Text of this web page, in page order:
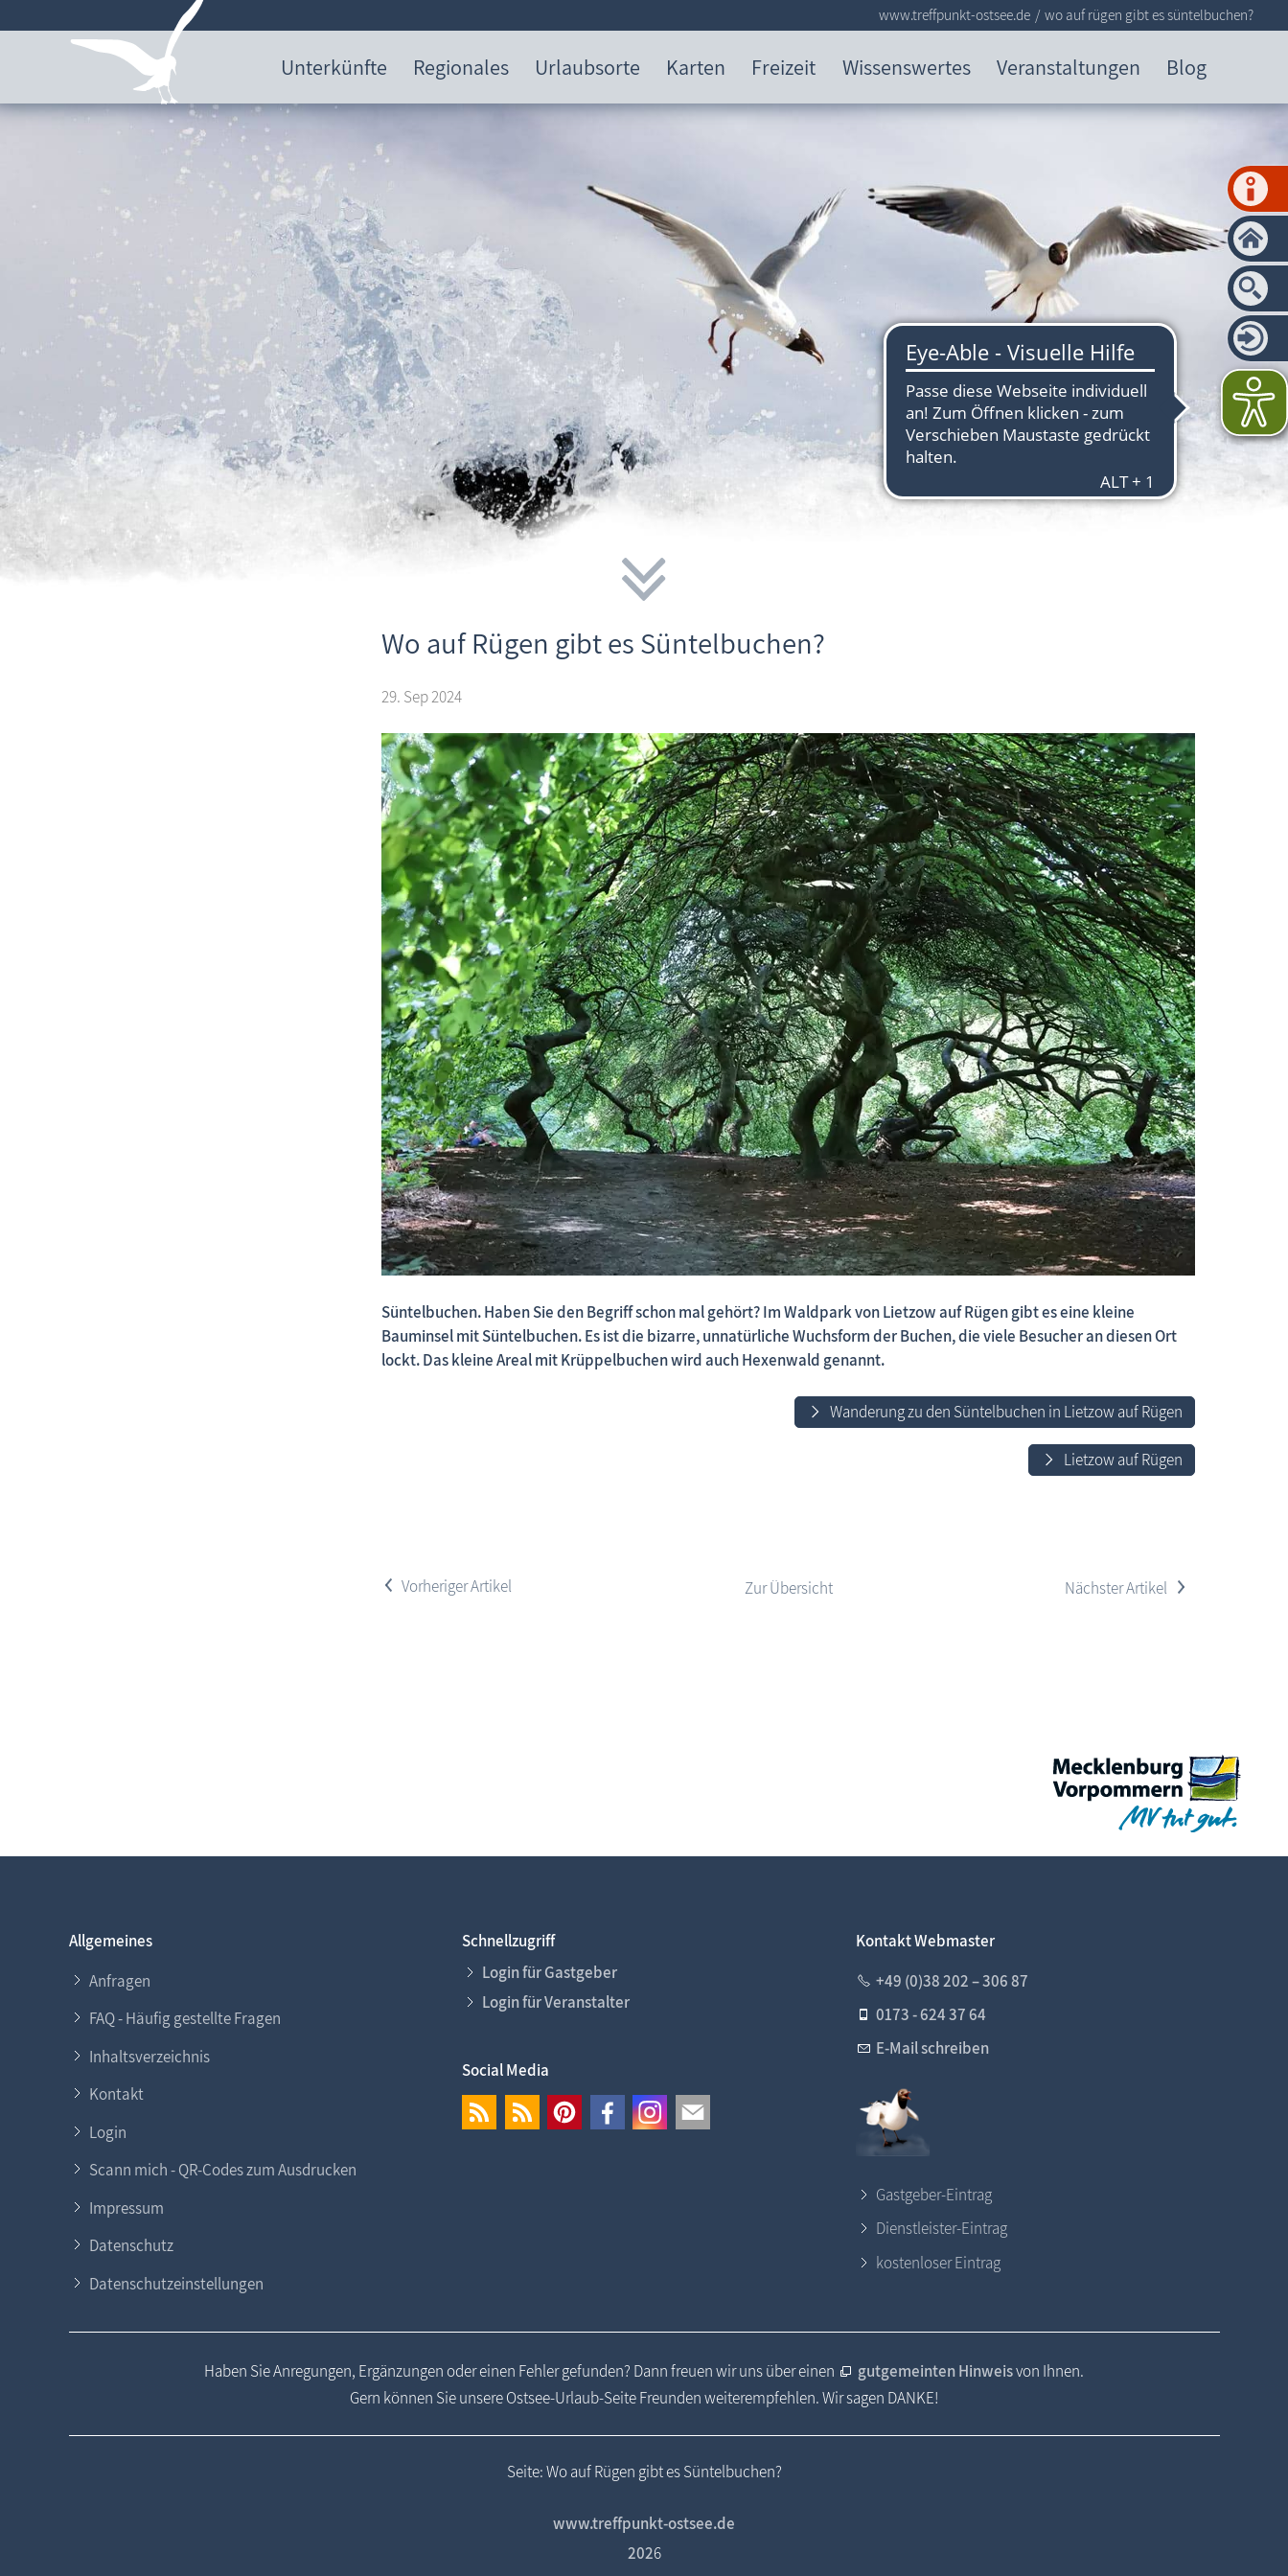
Unterkünfte Regionales Urlaubsorte Karten Freizeit Wissenswertes Veranstaltungen Blog
Aktuelles
www.treffpunkt-ostsee.de wo auf rügen gibt es süntelbuchen?
Wo auf Rügen gibt es Süntelbuchen?
29. Sep 2024
Süntelbuchen. Haben Sie den Begriff schon mal gehört? Im Waldpark von Lietzow auf Rügen gibt es eine kleine
Bauminsel mit Süntelbuchen. Es ist die bizarre, unnatürliche Wuchsform der Buchen, die viele Besucher an diesen Ort
lockt. Das kleine Areal mit Krüppelbuchen wird auch Hexenwald genannt.
Wanderung zu den Süntelbuchen in Lietzow auf Rügen
Lietzow auf Rügen
< Zur Übersicht >
Allgemeines
Anfragen
FAQ - Häufig gestellte Fragen
Inhaltsverzeichnis
Kontakt
Login
Scann mich - QR-Codes zum Ausdrucken
Impressum
Datenschutz
Datenschutzeinstellungen
Schnellzugriff
Login für Gastgeber
Login für Veranstalter
Social Media
Kontakt Webmaster
+49 (0)38 202 – 306 87
0173 - 624 37 64
E-Mail schreiben
Gastgeber-Eintrag
Dienstleister-Eintrag
kostenloser Eintrag
Haben Sie Anregungen, Ergänzungen oder einen Fehler gefunden? Dann freuen wir uns über einen gutgemeinten Hinweisvon Ihnen.
Gern können Sie unsere Ostsee-Urlaub-Seite Freunden weiterempfehlen. Wir sagen DANKE!
Seite: Wo auf Rügen gibt es Süntelbuchen?
www.treffpunkt-ostsee.de
2026